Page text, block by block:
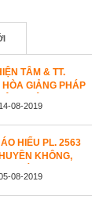
TÂM & TT.
GIẢNG PHÁP
CANADA
08-2019
HIẾU PL. 2563
KHÔNG,
08-2019